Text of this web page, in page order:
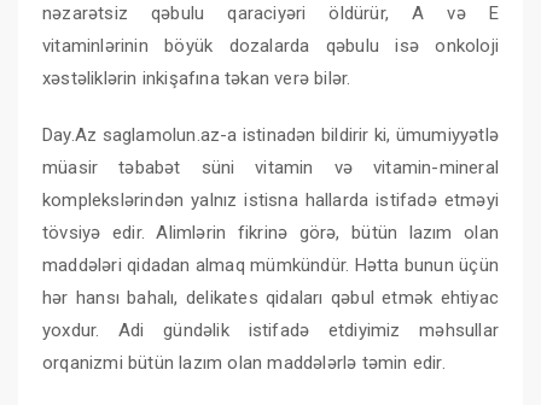
nəzarətsiz qəbulu qaraciyəri öldürür, A və E
vitaminlərinin böyük dozalarda qəbulu isə onkoloji
xəstəliklərin inkişafına təkan verə bilər.
Day.Az saglamolun.az-a istinadən bildirir ki, ümumiyyətlə
müasir təbabət süni vitamin və vitamin-mineral
komplekslərindən yalnız istisna hallarda istifadə etməyi
tövsiyə edir. Alimlərin fikrinə görə, bütün lazım olan
maddələri qidadan almaq mümkündür. Hətta bunun üçün
hər hansı bahalı, delikates qidaları qəbul etmək ehtiyac
yoxdur. Adi gündəlik istifadə etdiyimiz məhsullar
orqanizmi bütün lazım olan maddələrlə təmin edir.